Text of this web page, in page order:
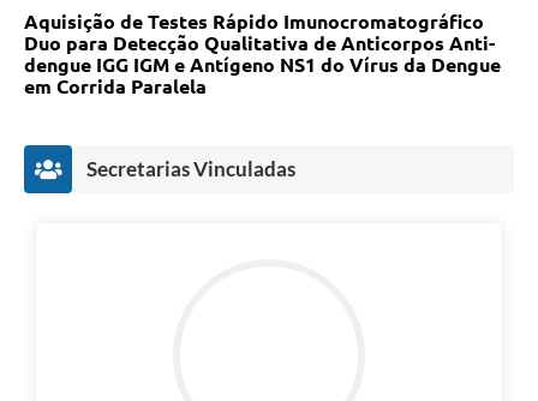
Galeria de Vídeos
Legislação
Notícias
Contato
Aquisição de Testes Rápido Imunocromatográfico
Duo para Detecção Qualitativa de Anticorpos Anti-
dengue IGG IGM e Antígeno NS1 do Vírus da Dengue
em Corrida Paralela
Secretarias Vinculadas